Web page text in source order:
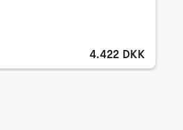
4.422 DKK